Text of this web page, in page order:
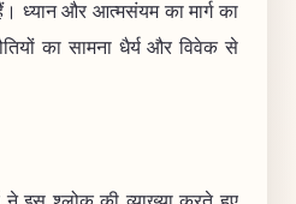
ध्यान और आत्मसंयम का मार्ग का
का सामना धैर्य और विवेक से